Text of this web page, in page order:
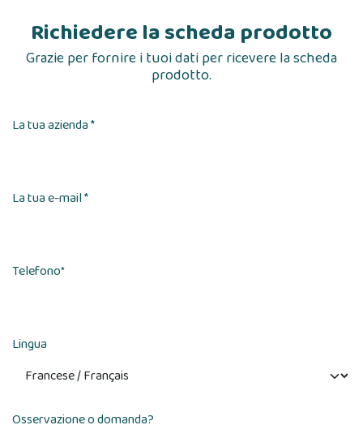
Richiedere la scheda prodotto
Grazie per fornire i tuoi dati per ricevere la scheda
prodotto.
La tua azienda *
La tua e-mail *
Telefono*
Lingua
Osservazione o domanda?